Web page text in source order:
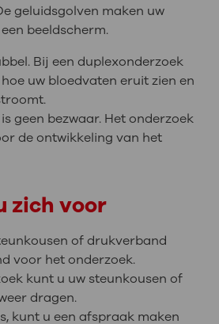
geluidsgolven maken uw
beeldscherm.
Bij een duplexonderzoek
uw bloedvaten eruit zien en
geen bezwaar. Het onderzoek
de ontwikkeling van het
zich voor
of drukverband
voor het onderzoek.
kunt u uw steunkousen of
dragen.
kunt u een afspraak maken